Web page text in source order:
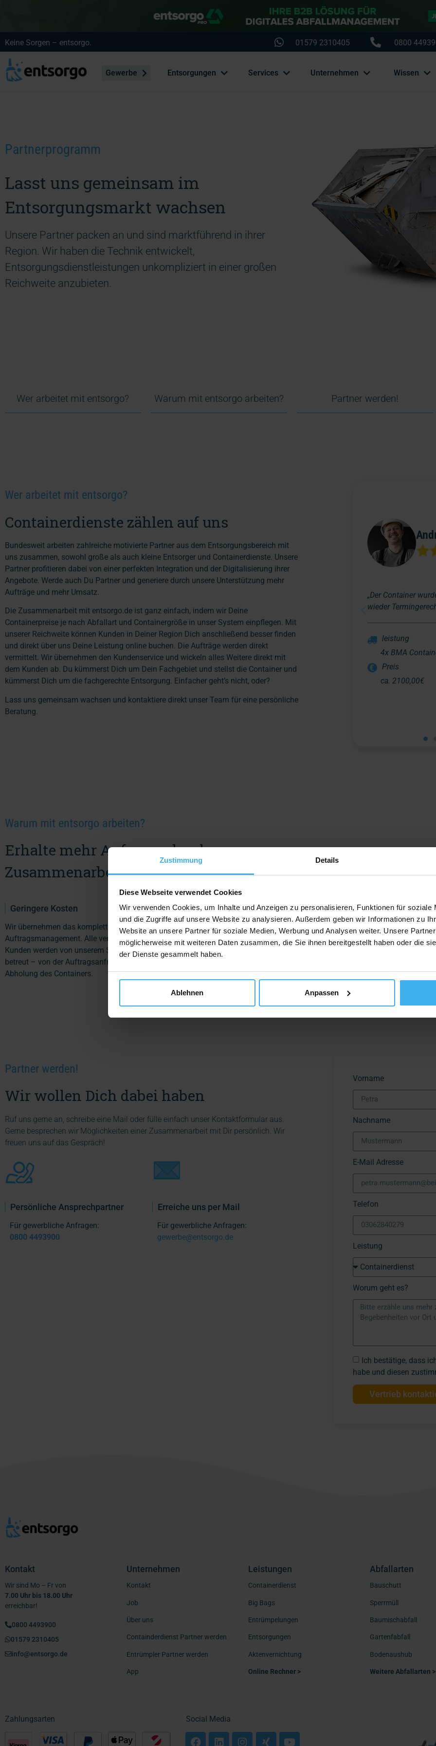
Zustimmung Details
Diese Webseite verwendet Cookies
Wir verwenden Cookies, um Inhalte und Anzeigen zu personalisieren, Funktionen für soziale
und die Zugriffe auf unsere Website zu analysieren. Außerdem geben wir Informationen zu
Website an unsere Partner für soziale Medien, Werbung und Analysen weiter. Unsere
möglicherweise mit weiteren Daten zusammen, die Sie ihnen bereitgestellt haben oder die
der Dienste gesammelt haben.
Ablehnen Anpassen
Keine Sorgen – entsorgo. 01579 2310405 0800
Gewerbe Entsorgungen Services Unternehmen Wissen
Partnerprogramm
Lasst uns gemeinsam im
Entsorgungsmarkt wachsen
Unsere Partner packen an und sind marktführend in ihrer
Region. Wir haben die Technik entwickelt,
Entsorgungsdienstleistungen unkompliziert in einer großen
Reichweite anzubieten.
Wer arbeitet mit entsorgo? Warum mit entsorgo arbeiten? Partner werden!
Wer arbeitet mit entsorgo?
Containerdienste zählen auf uns
Bundesweit arbeiten zahlreiche motivierte Partner aus dem Entsorgungsbereich mit
uns zusammen, sowohl große als auch kleine Entsorger und Containerdienste. Unsere
Partner profitieren dabei von einer perfekten Integration und der Digitalisierung ihrer
Angebote. Werde auch Du Partner und generiere durch unsere Unterstützung mehr
Aufträge und mehr Umsatz.
Die Zusammenarbeit mit entsorgo.de ist ganz einfach, indem wir Deine
Containerpreise je nach Abfallart und Containergröße in unser System einpflegen. Mit
unserer Reichweite können Kunden in Deiner Region Dich anschließend besser finden
und direkt über uns Deine Leistung online buchen. Die Aufträge werden direkt
vermittelt. Wir übernehmen den Kundenservice und wickeln alles Weitere direkt mit
dem Kunden ab. Du kümmerst Dich um Dein Fachgebiet und stellst die Container und
kümmerst Dich um die fachgerechte Entsorgung. Einfacher geht’s nicht, oder?
Lass uns gemeinsam wachsen und kontaktiere direkt unser Team für eine persönliche
Beratung.
„Der Container
wieder
leistung
4x BMA
Preis
ca. 2100,00€
Warum mit entsorgo arbeiten?
Erhalte mehr Anfragen durch unsere
Zusammenarbeit
Geringere Kosten
Wir übernehmen das komplette
Auftragsmanagement. Alle vermittelten
Kunden werden von unserem Support
betreut – von der Auftragsanfrage bis zur
Abholung des Containers.
Mehr Aufträge
Wir erhalten große Mengen an Anfragen
von Kunden und bieten unseren Partnern
damit ein großes Potenzial zur
Auftragsmanagement
Unsere Partner haben online die
Möglichkeit, alle Aufträge und
Partner werden!
Wir wollen Dich dabei haben
Ruf uns gerne an, schreibe eine Mail oder fülle einfach unser Kontaktformular aus.
Gerne besprechen wir Möglichkeiten einer Zusammenarbeit mit Dir persönlich. Wir
freuen uns auf das Gespräch!
Persönliche Ansprechpartner
Für gewerbliche Anfragen:
0800 4493900
Erreiche uns per Mail
Für gewerbliche Anfragen:
gewerbe@entsorgo.de
Vorname
Nachname
E-Mail Adresse
Telefon
Leistung
Worum geht es?
Ich bestätige, dass
habe und diesen
Vertrieb
Kontakt
Wir sind Mo – Fr von
7.00 Uhr bis 18.00 Uhr
erreichbar!
0800 4493900
01579 2310405
info@entsorgo.de
Unternehmen
Kontakt
Job
Über uns
Containderdienst Partner werden
Entrümpler Partner werden
App
Leistungen
Containerdienst
Big Bags
Entrümpelungen
Entsorgungen
Aktenvernichtung
Online Rechner >
Abfallarten
Bauschutt
Sperrmüll
Baumischabfall
Gartenfabfall
Bodenaushub
Weitere Abfallarten >
Zahlungsarten Social Media